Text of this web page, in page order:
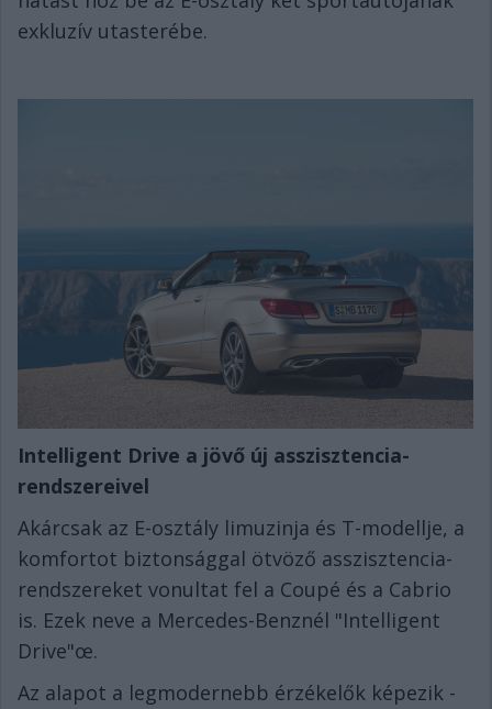
exkluzív utasterébe.
Intelligent Drive a jövő új asszisztencia-
rendszereivel
Akárcsak az E-osztály limuzinja és T-modellje, a
komfortot biztonsággal ötvöző asszisztencia-
rendszereket vonultat fel a Coupé és a Cabrio
is. Ezek neve a Mercedes-Benznél "Intelligent
Drive"œ.
Az alapot a legmodernebb érzékelők képezik -